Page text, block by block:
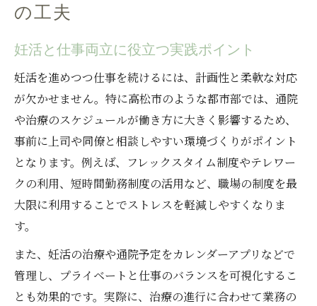
の工夫
妊活と仕事両立に役立つ実践ポイント
妊活を進めつつ仕事を続けるには、計画性と柔軟な対応
が欠かせません。特に高松市のような都市部では、通院
や治療のスケジュールが働き方に大きく影響するため、
事前に上司や同僚と相談しやすい環境づくりがポイント
となります。例えば、フレックスタイム制度やテレワー
クの利用、短時間勤務制度の活用など、職場の制度を最
大限に利用することでストレスを軽減しやすくなりま
す。
また、妊活の治療や通院予定をカレンダーアプリなどで
管理し、プライベートと仕事のバランスを可視化するこ
とも効果的です。実際に、治療の進行に合わせて業務の